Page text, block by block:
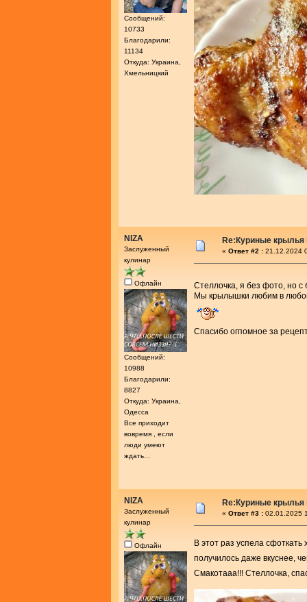
Сообщений:
10733
Благодарили:
11134
Откуда: Украина,
Хмельницкий
NIZA
Заслуженный
кулинар
Офлайн
Сообщений:
10988
Благодарили:
8827
Откуда: Украина,
Одесса
Все приходит
вовремя , если
люди умеют
ждать...
Re:Куриные крылья
« Ответ #2 : 21.12.2024
Стеллочка, я без фото, но
Мы крылышки любим в
Спасибо огпомное за
NIZA
Заслуженный
кулинар
Офлайн
Re:Куриные крылья
« Ответ #3 : 02.01.2025
В этот раз успела сфоткать
получилось даже вкуснее,
Смакотааа!!! Стеллочка,